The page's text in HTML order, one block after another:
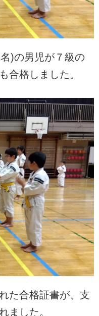
)の男児が７級の
合格しました。
た合格証書が、支
ました。